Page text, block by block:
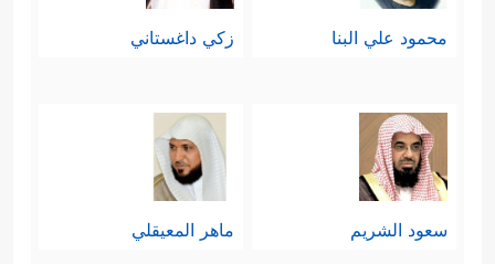
محمود علي البنا زكي داغستاني
سعود الشريم ماهر المعيقلي